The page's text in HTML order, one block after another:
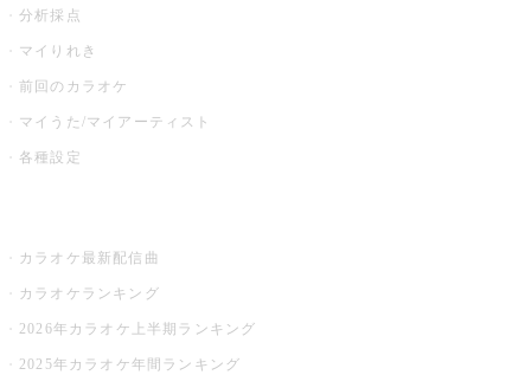
分析採点
マイりれき
前回のカラオケ
マイうた/マイアーティスト
各種設定
カラオケ最新配信曲
カラオケランキング
2026年カラオケ上半期ランキング
2025年カラオケ年間ランキング